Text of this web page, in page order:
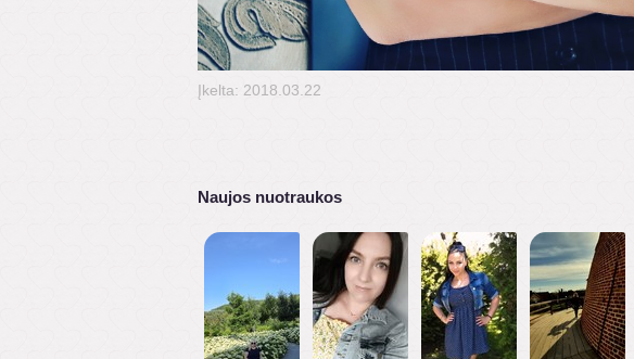
Įkelta: 2018.03.22
Naujos nuotraukos